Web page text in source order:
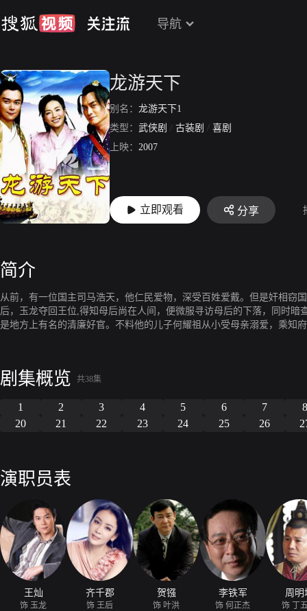
导航
龙游天下
别名： 龙游天下1
类型： 武侠剧 / 古装剧 / 喜剧
上映： 2007
立即观看 分享
简介
从前，有一位国主司马浩天，他仁民爱物，深受百姓爱戴。但是奸相窃
后，玉龙夺回王位,得知母后尚在人间，便微服寻访母后的下落，同时
是地方上有名的清廉好官。不料他的儿子何耀祖从小受母亲溺爱，乘知
和弟弟。原来二十年前郭父为了给展鹏治病，将妻子和大儿子典给了辜
弃子的陈世美，其妻子秋琴带老母和儿子从乡下前来找他，他居然不
之人得到了应得的惩罚，汪恩伦押解边疆，汤瑶自尽。秋琴在玉龙资
剧集概览 共38集
1 2 3 4 5 6 7
20
21 22 23 24 25 26
演职员表
王灿
饰 玉龙
齐千郡
饰 王后
贺镪
饰 叶洪
李铁军
饰 何正杰
周明
饰 丁